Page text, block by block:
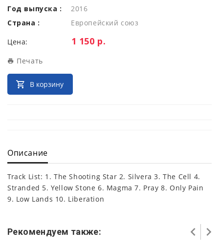
Год выпуска :
2016
Страна :
Европейский союз
Цена: Цена:
1 150 р.
Печать
В корзину
Описание
Track List: 1. The Shooting Star 2. Silvera 3. The Cell 4.
Stranded 5. Yellow Stone 6. Magma 7. Pray 8. Only Pain
9. Low Lands 10. Liberation
Рекомендуем также: